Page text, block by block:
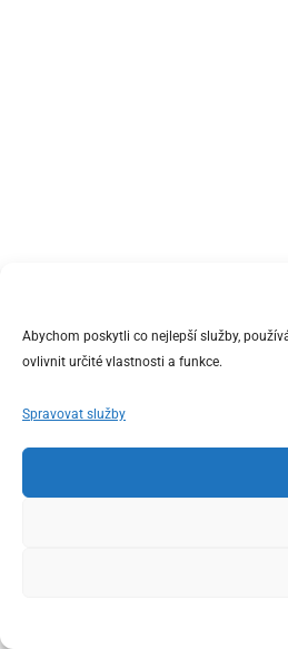
Abychom poskytli co nejlepší služby,
ovlivnit určité vlastnosti a funkce.
Spravovat služby